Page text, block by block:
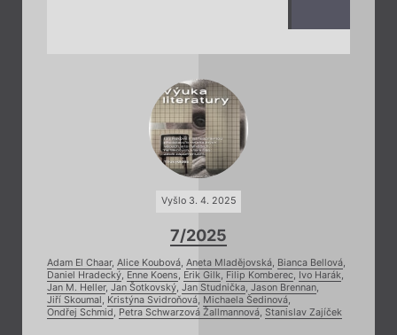
Vyšlo 3. 4. 2025
7/2025
Adam El Chaar, Alice Koubová, Aneta Mladějovská, Bianca Bellová,
Daniel Hradecký, Enne Koens, Erik Gilk, Filip Komberec, Ivo Harák,
Jan M. Heller, Jan Šotkovský, Jan Studnička, Jason Brennan,
Jiří Skoumal, Kristýna Svidroňová, Michaela Šedinová,
Ondřej Schmid, Petra Schwarzová Žallmannová, Stanislav Zajíček